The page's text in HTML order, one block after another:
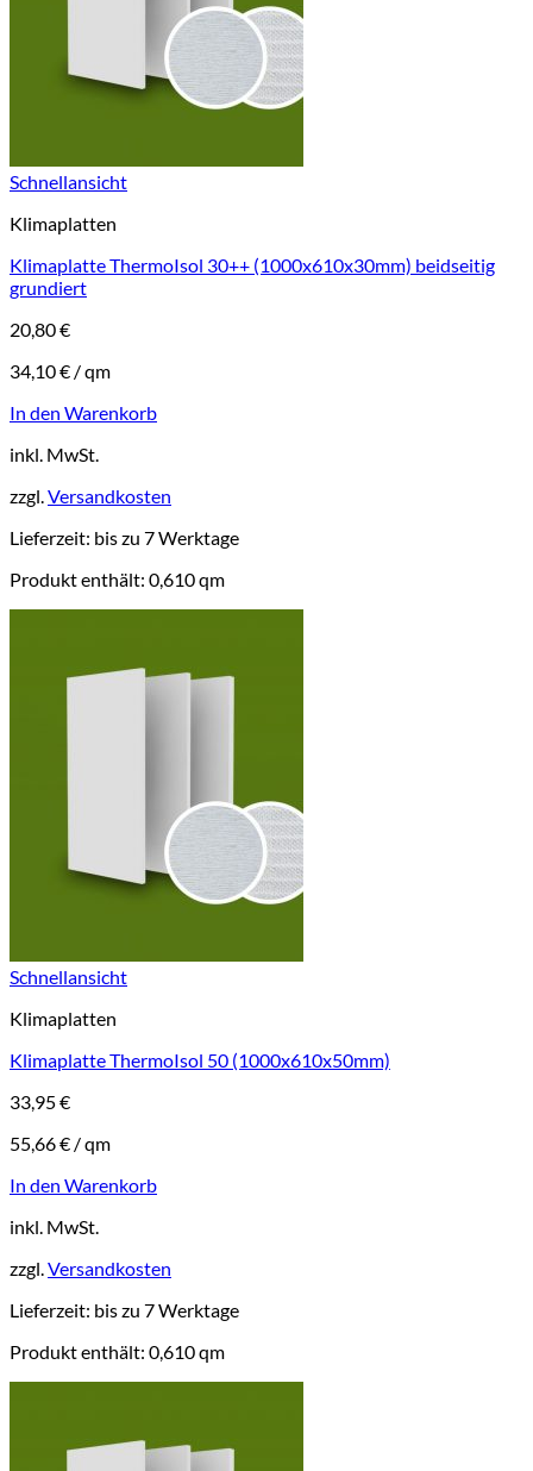
Schnellansicht
Klimaplatten
Klimaplatte ThermoIsol 30++ (1000x610x30mm) beidseitig
grundiert
20,80€
34,10€ /qm
In den Warenkorb
inkl. MwSt.
zzgl.Versandkosten
Lieferzeit: bis zu 7 Werktage
Produkt enthält: 0,610qm
Schnellansicht
Klimaplatten
Klimaplatte ThermoIsol 50 (1000x610x50mm)
33,95€
55,66€ /qm
In den Warenkorb
inkl. MwSt.
zzgl.Versandkosten
Lieferzeit: bis zu 7 Werktage
Produkt enthält: 0,610qm